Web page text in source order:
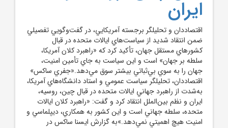
ايران
اقتصاددان و تحليلگر برجسته آمريکايي، در گفت‌وگويي تفصيلي
ضمن انتقاد شديد از سياست‌هاي ايالات متحده در قبال
کشورهاي مستقل جهان، تأکيد کرد که «راهبرد کلان آمريکا،
سلطه بر جهان» است و اين سياست به جاي تأمين امنيت،
جهان را به سوي بي‌ثباتي بيشتر سوق مي‌دهد.«جفري ساکس»
اقتصاددان، تحليلگر سياست عمومي و استاد دانشگاه‌هاي آمريکا،
به‌شدت از راهبرد جهاني ايالات متحده در قبال چين، روسيه،
ايران و نظم بين‌الملل انتقاد کرد و گفت: «راهبرد کلان ايالات
متحده، سلطه جهاني است و اين کشور به همکاري، ديپلماسي و
امنيت هيچ اهميتي نمي‌دهد.»به گزارش ايسنا ساکس در